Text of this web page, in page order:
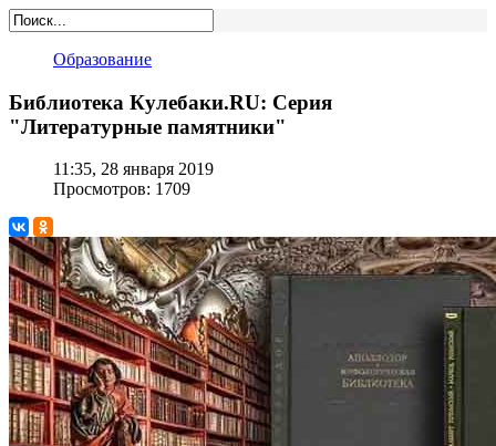
Образование
Библиотека Кулебаки.RU: Серия
"Литературные памятники"
11:35, 28 января 2019
Просмотров: 1709